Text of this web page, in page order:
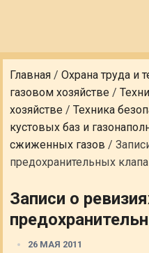
Главная /Охрана труда и
газовом хозяйстве /
хозяйстве /Техника
кустовых баз и
сжиженных газов /
предохранительных
Записи о
26 МАЯ 2011